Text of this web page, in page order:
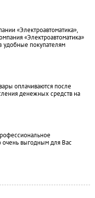
«Электроавтоматика»,
«Электроавтоматика»
удобные покупателям
оплачиваются после
денежных средств на
очень выгодным для Вас